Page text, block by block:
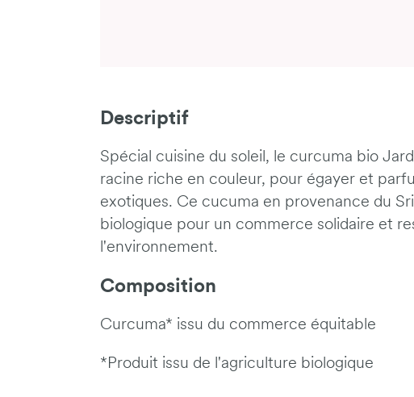
Descriptif
Spécial cuisine du soleil, le curcuma bio
racine riche en couleur, pour égayer et
exotiques. Ce cucuma en provenance du
biologique pour un commerce solidaire et
l'environnement.
Composition
Curcuma* issu du commerce équitable
*Produit issu de l'agriculture biologique